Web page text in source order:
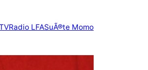
Radio LFASuÃ®te Momo